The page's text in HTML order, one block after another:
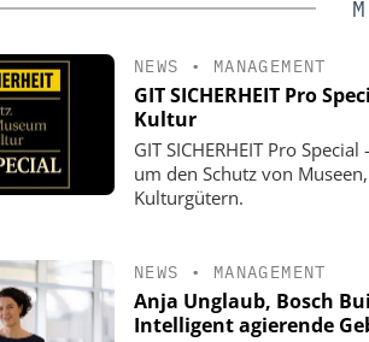
NEWS • MANAGEMENT
GIT SICHERHEIT Pro
Kultur
GIT SICHERHEIT Pro
um den Schutz von
Kulturgütern.
NEWS • MANAGEMENT
Anja Unglaub, Bosch
Intelligent agierende